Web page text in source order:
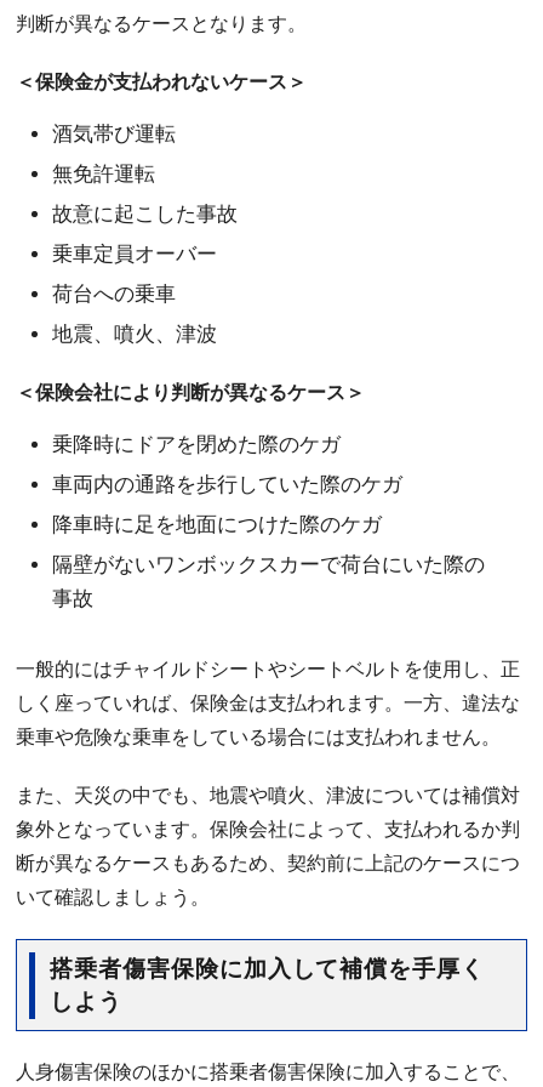
判断が異なるケースとなります。
＜保険金が支払われないケース＞
酒気帯び運転
無免許運転
故意に起こした事故
乗車定員オーバー
荷台への乗車
地震、噴火、津波
＜保険会社により判断が異なるケース＞
乗降時にドアを閉めた際のケガ
車両内の通路を歩行していた際のケガ
降車時に足を地面につけた際のケガ
隔壁がないワンボックスカーで荷台にいた際の
事故
一般的にはチャイルドシートやシートベルトを使用し、正
しく座っていれば、保険金は支払われます。一方、違法な
乗車や危険な乗車をしている場合には支払われません。
また、天災の中でも、地震や噴火、津波については補償対
象外となっています。保険会社によって、支払われるか判
断が異なるケースもあるため、契約前に上記のケースにつ
いて確認しましょう。
搭乗者傷害保険に加入して補償を手厚く
しよう
人身傷害保険のほかに搭乗者傷害保険に加入することで、